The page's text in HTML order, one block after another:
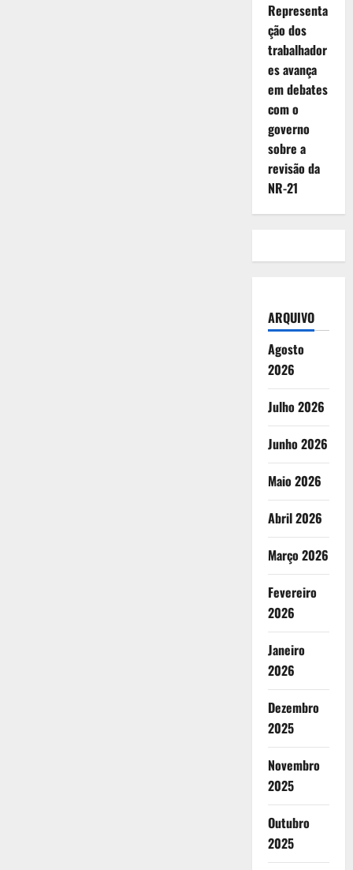
Representa
ção dos
trabalhador
es avança
em debates
com o
governo
sobre a
revisão da
NR-21
ARQUIVO
Agosto
2026
Julho 2026
Junho 2026
Maio 2026
Abril 2026
Março 2026
Fevereiro
2026
Janeiro
2026
Dezembro
2025
Novembro
2025
Outubro
2025